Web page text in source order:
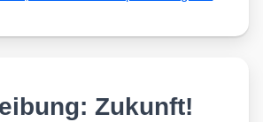
Zukunft!